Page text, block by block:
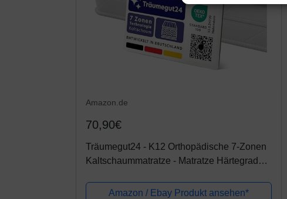
Amazon.de
70,90€
Träumegut24 - K12 Orthopädische 7-Zonen
Kaltschaummatratze - Matratze Härtegrad
Amazon / Ebay Produkt ansehen*